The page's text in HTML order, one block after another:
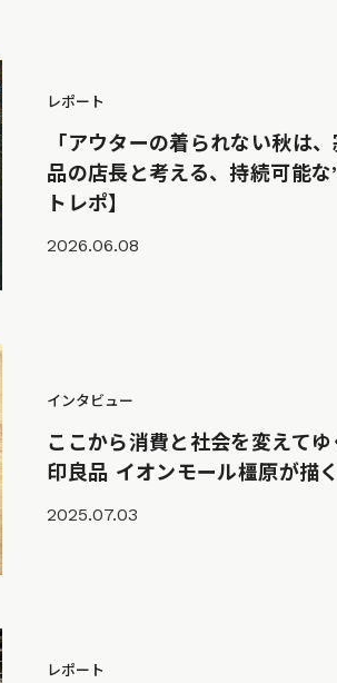
レポート
「アウターの着られない秋は
品の店長と考える、持続可能
トレポ】
2026.06.08
インタビュー
ここから消費と社会を変えて
印良品 イオンモール橿原が描
2025.07.03
レポート